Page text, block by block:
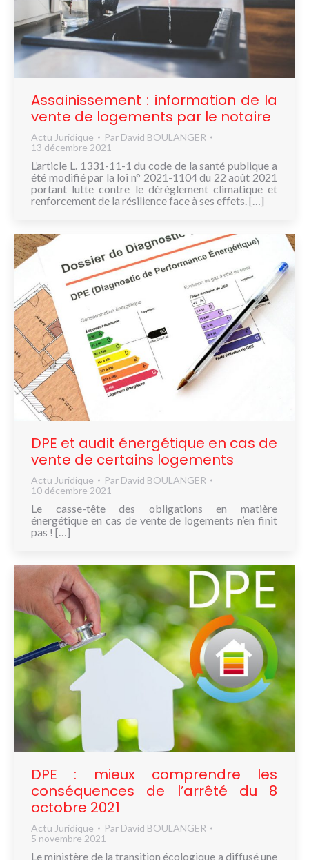
Assainissement : information de la
vente de logements par le notaire
Actu Juridique Par David BOULANGER
13 décembre 2021
L’article L. 1331-11-1 du code de la santé publique a
été modifié par la loi n° 2021-1104 du 22 août 2021
portant lutte contre le dérèglement climatique et
renforcement de la résilience face à ses effets. […]
DPE et audit énergétique en cas de
vente de certains logements
Actu Juridique Par David BOULANGER
10 décembre 2021
Le casse-tête des obligations en matière
énergétique en cas de vente de logements n’en finit
pas ! […]
DPE : mieux comprendre les
conséquences de l’arrêté du 8
octobre 2021
Actu Juridique Par David BOULANGER
5 novembre 2021
Le ministère de la transition écologique a diffusé une